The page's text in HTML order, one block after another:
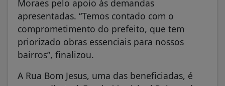
Moraes pelo apoio às demandas
apresentadas. “Temos contado com o
comprometimento do prefeito, que tem
priorizado obras essenciais para nossos
bairros”, finalizou.
A Rua Bom Jesus, uma das beneficiadas, é